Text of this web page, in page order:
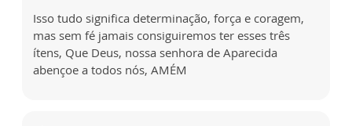
Isso tudo significa determinação, força e coragem,
mas sem fé jamais consiguiremos ter esses três
ítens, Que Deus, nossa senhora de Aparecida
abençoe a todos nós, AMÉM